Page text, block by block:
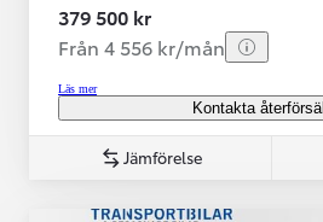
379 500 kr
Från 4 556 kr/mån
Läs mer
Kontakta
Jämförelse